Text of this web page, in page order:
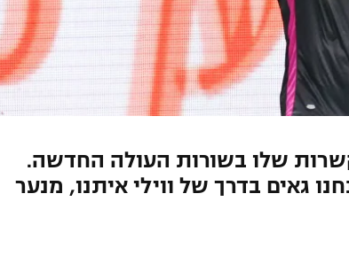
שלו בשורות העולה החדשה.
גאים בדרך של ווילי איתנו, מנער